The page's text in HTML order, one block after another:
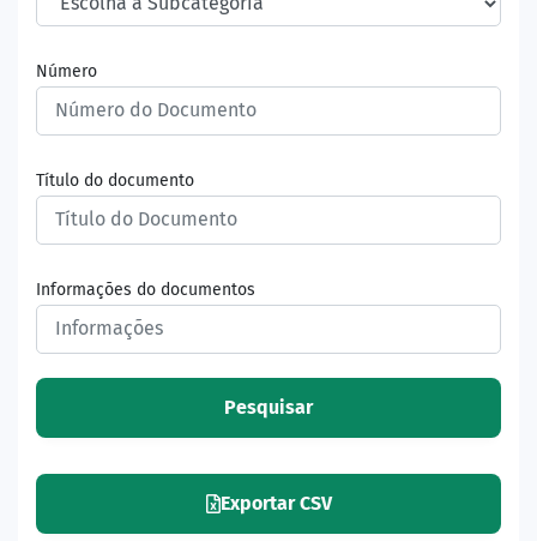
Número
Título do documento
Informações do documentos
Pesquisar
Exportar CSV